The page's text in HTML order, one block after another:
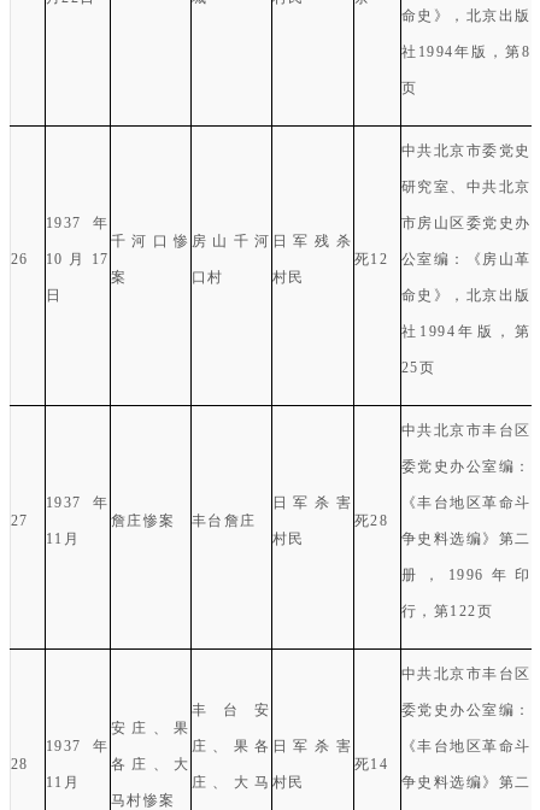
命史》，北京出版
社 1994年版，第8
页
26
1937 年
10 月 17
日
千河口惨
案
房山千河
口村
日军残杀
村民
死12
中共北京市委党史
研究室、中共北京
市房山区委党史办
公室编：《房山革
命史》，北京出版
社 1994 年版，第
25页
27
1937 年
11 月
詹庄惨案 丰台詹庄
日军杀害
村民
死28
中共北京市丰台区
委党史办公室编：
《丰台地区革命斗
争史料选编》第二
册， 1996 年印
行，第122页
28
1937 年
11 月
安庄、果
各庄、大
马村惨案
丰台安
庄、果各
庄、大马
日军杀害
村民
死14
中共北京市丰台区
委党史办公室编：
《丰台地区革命斗
争史料选编》第二